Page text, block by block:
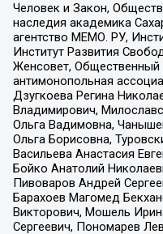
Человек и Закон,
наследия академика
агентство МЕМО. РУ,
Институт Развития
Женсовет, Общественный
антимонопольная
Дзугкоева Регина
Владимирович,
Ольга Вадимовна,
Ольга Борисовна,
Васильева Анастасия
Бойко Анатолий
Пивоваров Андрей
Барахоев Магомед
Викторович, Мошель
Сергеевич, Пономарев